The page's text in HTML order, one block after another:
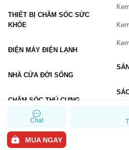
Chat
MUA NGAY
Vấn đề(*)
GỬI BÁO
THIẾT BỊ CHĂM SÓC SỨC
KHỎE
ĐIỆN MÁY ĐIỆN LẠNH
NHÀ CỬA ĐỜI SỐNG
CHĂM SÓC THÚ CƯNG